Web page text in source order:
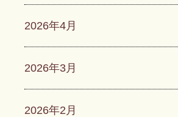
2026年4月
2026年3月
2026年2月